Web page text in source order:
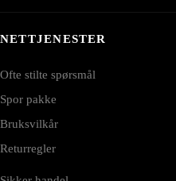
NETTJENESTER
Ofte stilte spørsmål
Spor pakke
Bruksvilkår
Returregler